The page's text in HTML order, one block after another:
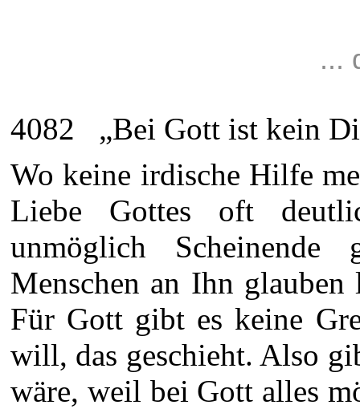
...
4082 „Bei Gott ist kein
Wo keine irdische Hilfe
Liebe Gottes oft
unmöglich
Menschen an Ihn
Für Gott gibt es keine
will, das geschieht. Also
wäre, weil bei Gott alles